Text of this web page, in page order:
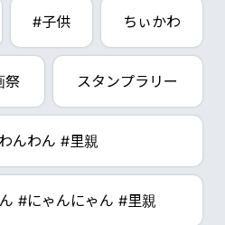
#子供 ちぃかわ
祭 スタンプラリー
んわん #里親
#にゃんにゃん #里親